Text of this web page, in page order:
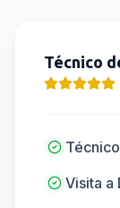
Técnico
Visita a